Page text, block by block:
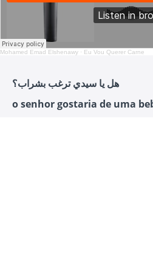
Mohamed Emad Elshenawy · Eu Vou Querer Carne
هل يا سيدي ترغب بشراب؟
o senhor gostaria de uma